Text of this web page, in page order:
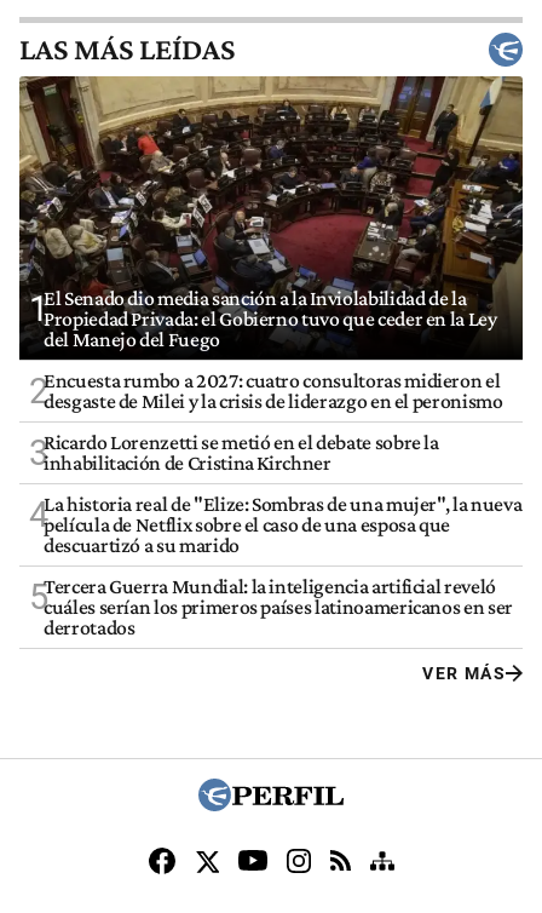
LAS MÁS LEÍDAS
1El Senado dio media sanción a la Inviolabilidad de la
Propiedad Privada: el Gobierno tuvo que ceder en la Ley
del Manejo del Fuego
2Encuesta rumbo a 2027: cuatro consultoras midieron el
desgaste de Milei y la crisis de liderazgo en el peronismo
3Ricardo Lorenzetti se metió en el debate sobre la
inhabilitación de Cristina Kirchner
4La historia real de "Elize: Sombras de una mujer", la nueva
película de Netflix sobre el caso de una esposa que
descuartizó a su marido
5Tercera Guerra Mundial: la inteligencia artificial reveló
cuáles serían los primeros países latinoamericanos en ser
derrotados
VER MÁS